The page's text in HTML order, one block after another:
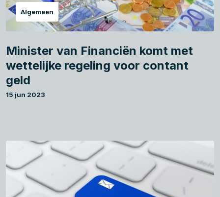
Algemeen
Minister van Financiën komt met
wettelijke regeling voor contant
geld
15 jun 2023